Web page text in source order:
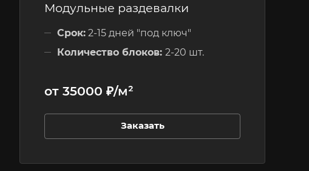
Модульные раздевалки
Срок: 2-15 дней "под ключ"
Количество блоков: 2-20 шт.
от 35000 ₽/м²
Заказать